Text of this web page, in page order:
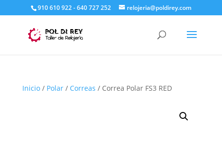
910 610 922 - 640 727 252 relojeria@poldirey.com
Inicio/ Polar/ Correas / Correa Polar FS3 RED